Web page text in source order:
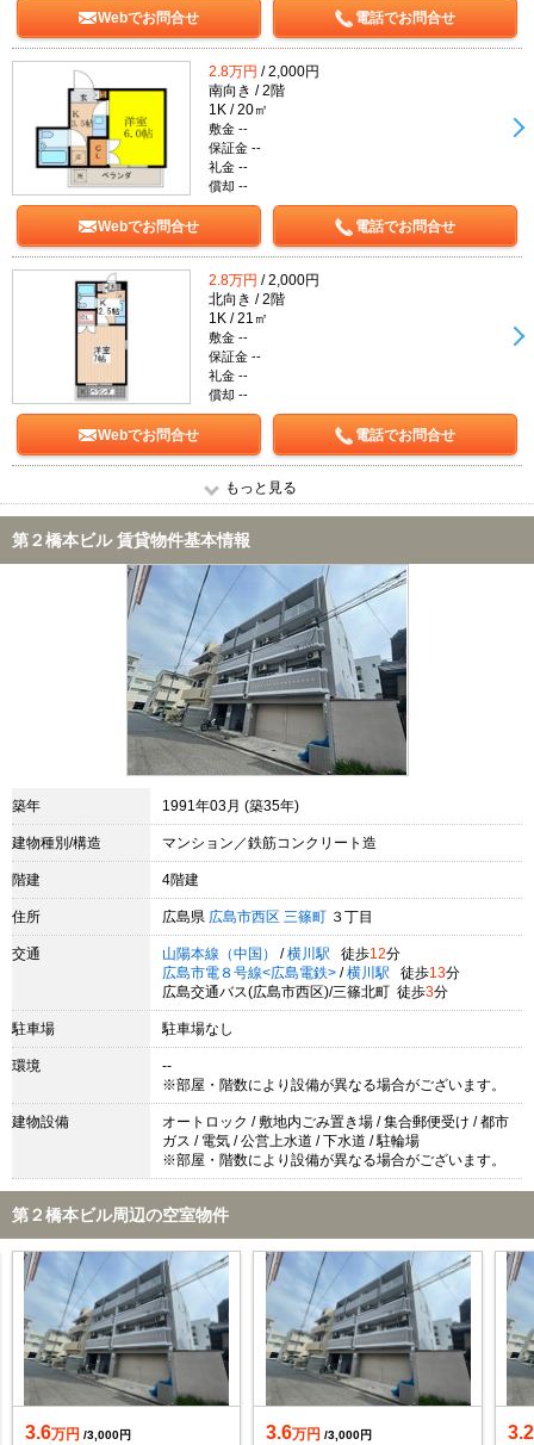
Webでお問合せ 電話でお問合せ
2.8万円 / 2,000円
南向き / 2階
1K / 20㎡
敷金 --
保証金 --
礼金 --
償却 --
Webでお問合せ 電話でお問合せ
2.8万円 / 2,000円
北向き / 2階
1K / 21㎡
敷金 --
保証金 --
礼金 --
償却 --
Webでお問合せ 電話でお問合せ
もっと見る
第２橋本ビル 賃貸物件基本情報
築年 1991年03月 (築35年)
建物種別/構造 マンション／鉄筋コンクリート造
階建 4階建
住所 広島県 広島市西区 三篠町 ３丁目
交通 山陽本線（中国） / 横川駅 徒歩12分
広島市電８号線<広島電鉄> / 横川駅 徒歩13分
広島交通バス(広島市西区)/三篠北町 徒歩3分
駐車場 駐車場なし
環境
--
※部屋・階数により設備が異なる場合がございます。
建物設備
オートロック / 敷地内ごみ置き場 / 集合郵便受け / 都市
ガス / 電気 / 公営上水道 / 下水道 / 駐輪場
※部屋・階数により設備が異なる場合がございます。
第２橋本ビル周辺の空室物件
3.6万円 /3,000円 3.6万円 /3,000円 3.2